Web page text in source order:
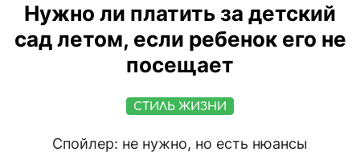
Нужно ли платить за детский
сад летом, если ребенок его не
посещает
СТИЛЬ ЖИЗНИ
Спойлер: не нужно, но есть нюансы